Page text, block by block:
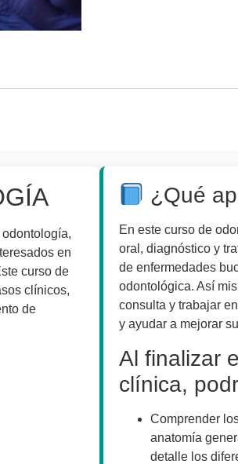
en
curso de
clínicos,
de
¿Qué
En este curso de
oral, diagnóstico y
de enfermedades
odontológica. Así
consulta y trabajar
y ayudar a mejorar
Al finalizar
clínica,
Comprender
anatomía
detalle los